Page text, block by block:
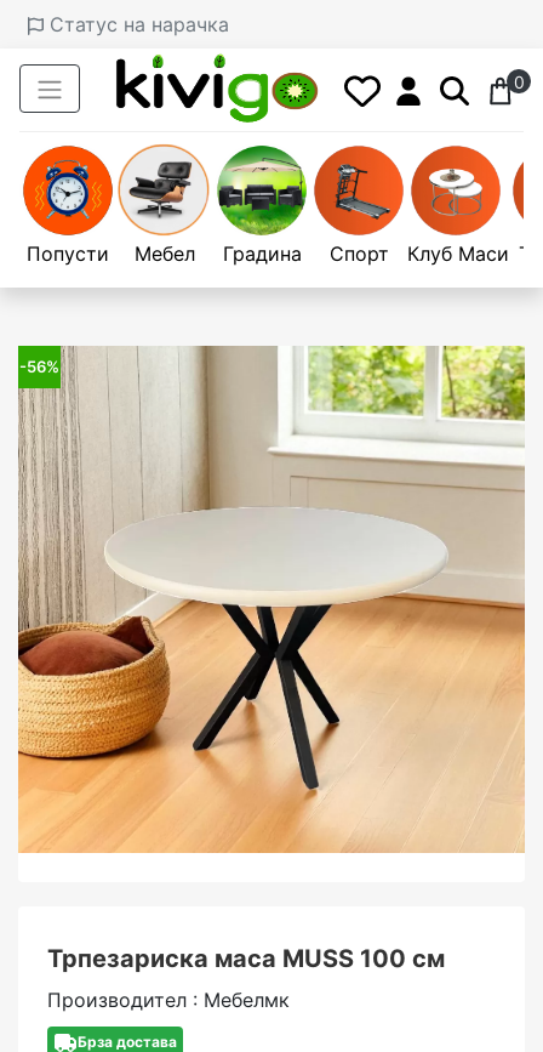
Статус на нарачка
0
Попусти Мебел Градина Спорт Клуб Маси
-56%
Трпезариска маса MUSS 100 см
Производител : Мебелмк
Брза достава